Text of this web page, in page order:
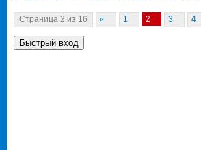
Страница 2 из 16 « 1 2 3 4